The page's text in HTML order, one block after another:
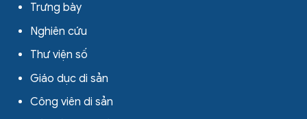
Trưng bày
Nghiên cứu
Thư viện số
Giáo dục di sản
Công viên di sản